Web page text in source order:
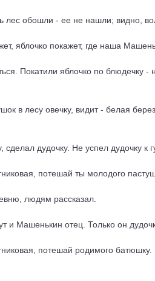
обошли - ее не нашли; видно,
яблочко покажет, где наша
Покатили яблочко по блюдечку
в лесу овечку, видит - белая
дудочку. Не успел дудочку к
потешай ты молодого
людям рассказал.
и Машенькин отец. Только он
потешай родимого